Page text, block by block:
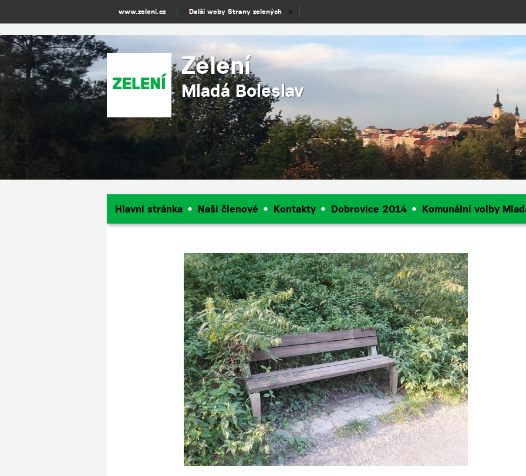
Zelení
Mladá Boleslav
Hlavní stránka Naši členové Kontakty Dobrovice 2014 Komunální volby
www.zeleni.cz Další weby Strany zelených ▼